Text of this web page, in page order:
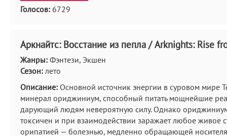
Голосов: 6729
Аркнайтс: Восстание из пепла / Arknights: Rise
Жанры: Фэнтези, Экшен
Сезон: лето
Описание: Основной источник энергии в суровом мире
минерал ориджиниум, способный питать мощнейшие
дарующий людям невероятную силу. Однако
токсичен и при взаимодействии заражает любое живое
орипатией — болезнью, медленно обращающей носителя